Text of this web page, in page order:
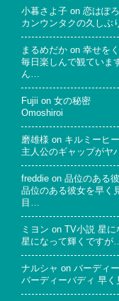
小暮さよ子 on 恋はぽ
カンウンタクの久しぶ
まるめだか on 幸せを
毎日楽しんで観ていま
ん…
Fujii on 女の秘密
Omoshiroi
磨雄様 on キルミーヒ
主人公のギャップがヤ
freddie on 品位のある
品位のある彼女を早く
目…
ミヨン on TV小説 星に
星になって輝くですが
ナルシャ on バーディ
バーディーバディ 早く